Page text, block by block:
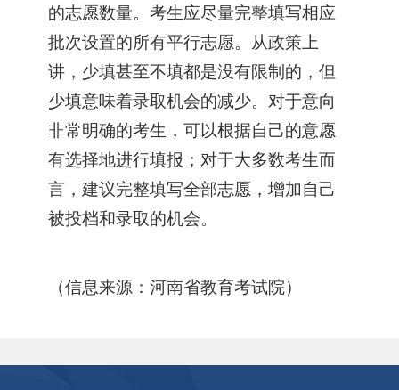
的志愿数量。考生应尽量完整填写相应
批次设置的所有平行志愿。从政策上
讲，少填甚至不填都是没有限制的，但
少填意味着录取机会的减少。对于意向
非常明确的考生，可以根据自己的意愿
有选择地进行填报；对于大多数考生而
言，建议完整填写全部志愿，增加自己
被投档和录取的机会。
（信息来源：河南省教育考试院）